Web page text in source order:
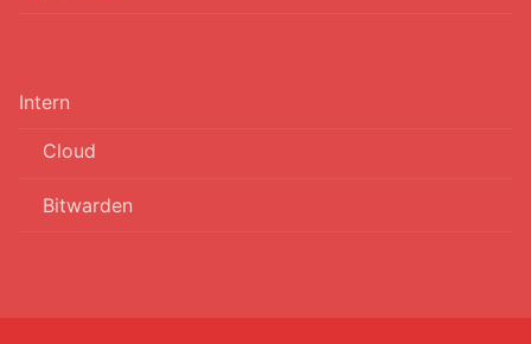
Intern
Cloud
Bitwarden